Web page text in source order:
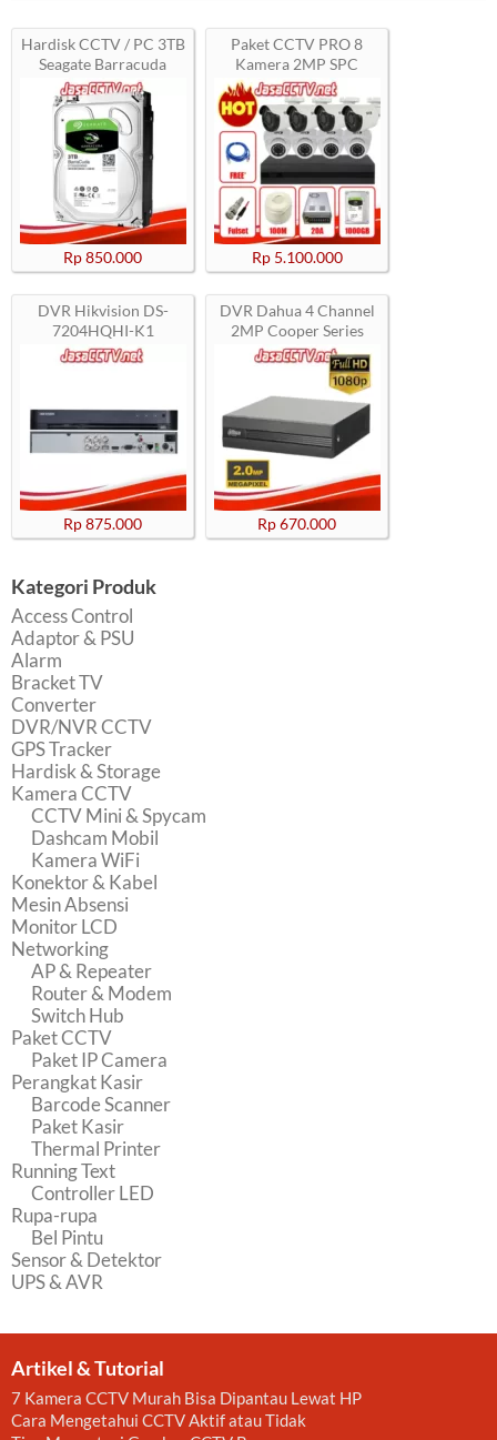
Hardisk CCTV / PC 3TB
Seagate Barracuda
Rp 850.000
Paket CCTV PRO 8
Kamera 2MP SPC
Rp 5.100.000
DVR Hikvision DS-
7204HQHI-K1
Rp 875.000
DVR Dahua 4 Channel
2MP Cooper Series
Rp 670.000
Kategori Produk
Access Control
Adaptor & PSU
Alarm
Bracket TV
Converter
DVR/NVR CCTV
GPS Tracker
Hardisk & Storage
Kamera CCTV
CCTV Mini & Spycam
Dashcam Mobil
Kamera WiFi
Konektor & Kabel
Mesin Absensi
Monitor LCD
Networking
AP & Repeater
Router & Modem
Switch Hub
Paket CCTV
Paket IP Camera
Perangkat Kasir
Barcode Scanner
Paket Kasir
Thermal Printer
Running Text
Controller LED
Rupa-rupa
Bel Pintu
Sensor & Detektor
UPS & AVR
Artikel & Tutorial
7 Kamera CCTV Murah Bisa Dipantau Lewat HP
Cara Mengetahui CCTV Aktif atau Tidak